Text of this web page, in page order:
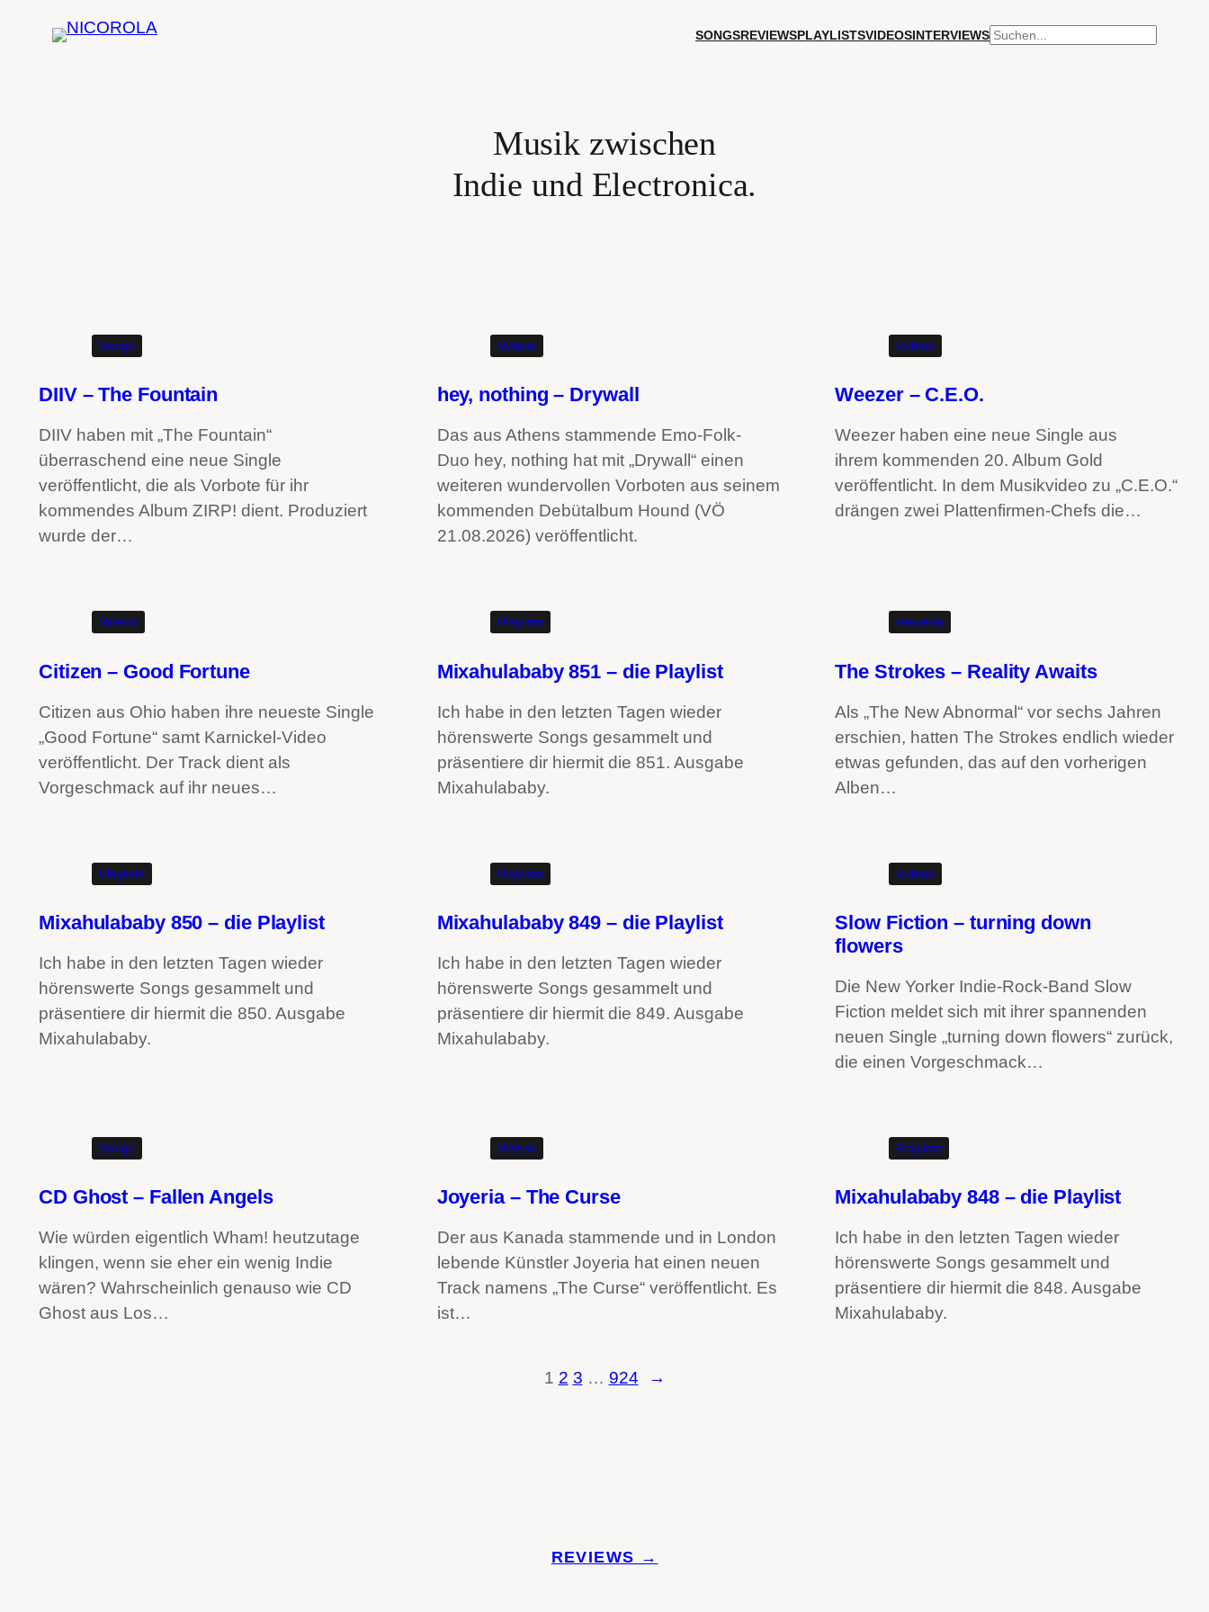
SONGSREVIEWSPLAYLISTSVIDEOSINTERVIEWSSUCHEN
Musik zwischen
Indie und Electronica.
Songs
DIIV – The Fountain
DIIV haben mit „The Fountain“
überraschend eine neue Single
veröffentlicht, die als Vorbote für ihr
kommendes Album ZIRP! dient. Produziert
wurde der…
Videos
hey, nothing – Drywall
Das aus Athens stammende Emo-Folk-
Duo hey, nothing hat mit „Drywall“ einen
weiteren wundervollen Vorboten aus seinem
kommenden Debütalbum Hound (VÖ
21.08.2026) veröffentlicht.
Videos
Weezer – C.E.O.
Weezer haben eine neue Single aus
ihrem kommenden 20. Album Gold
veröffentlicht. In dem Musikvideo zu „C.E.O.“
drängen zwei Plattenfirmen-Chefs die…
Videos
Citizen – Good Fortune
Citizen aus Ohio haben ihre neueste Single
„Good Fortune“ samt Karnickel-Video
veröffentlicht. Der Track dient als
Vorgeschmack auf ihr neues…
Playlists
Mixahulababy 851 – die Playlist
Ich habe in den letzten Tagen wieder
hörenswerte Songs gesammelt und
präsentiere dir hiermit die 851. Ausgabe
Mixahulababy.
Reviews
The Strokes – Reality Awaits
Als „The New Abnormal“ vor sechs Jahren
erschien, hatten The Strokes endlich wieder
etwas gefunden, das auf den vorherigen
Alben…
Playlists
Mixahulababy 850 – die Playlist
Ich habe in den letzten Tagen wieder
hörenswerte Songs gesammelt und
präsentiere dir hiermit die 850. Ausgabe
Mixahulababy.
Playlists
Mixahulababy 849 – die Playlist
Ich habe in den letzten Tagen wieder
hörenswerte Songs gesammelt und
präsentiere dir hiermit die 849. Ausgabe
Mixahulababy.
Videos
Slow Fiction – turning down
flowers
Die New Yorker Indie-Rock-Band Slow
Fiction meldet sich mit ihrer spannenden
neuen Single „turning down flowers“ zurück,
die einen Vorgeschmack…
Songs
CD Ghost – Fallen Angels
Wie würden eigentlich Wham! heutzutage
klingen, wenn sie eher ein wenig Indie
wären? Wahrscheinlich genauso wie CD
Ghost aus Los…
Videos
Joyeria – The Curse
Der aus Kanada stammende und in London
lebende Künstler Joyeria hat einen neuen
Track namens „The Curse“ veröffentlicht. Es
ist…
Playlists
Mixahulababy 848 – die Playlist
Ich habe in den letzten Tagen wieder
hörenswerte Songs gesammelt und
präsentiere dir hiermit die 848. Ausgabe
Mixahulababy.
1 2 3 … 924 →
REVIEWS →